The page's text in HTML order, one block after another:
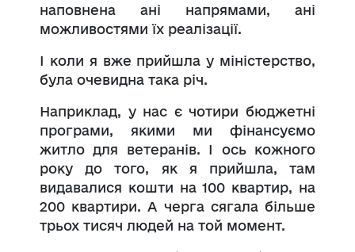
наповнена ані напрямами, ані
можливостями їх реалізації.
І коли я вже прийшла у міністерство,
була очевидна така річ.
Наприклад, у нас є чотири бюджетні
програми, якими ми фінансуємо
житло для ветеранів. І ось кожного
року до того, як я прийшла, там
видавалися кошти на 100 квартир, на
200 квартири. А черга сягала більше
трьох тисяч людей на той момент.